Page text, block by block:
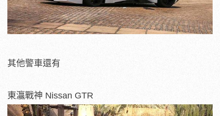
其他警車還有
東灜戰神 Nissan GTR